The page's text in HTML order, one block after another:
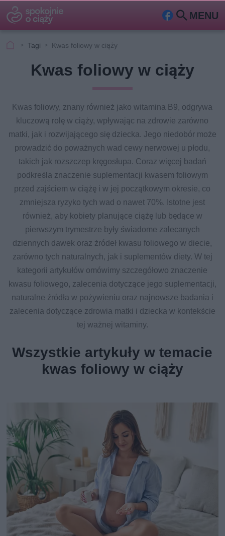
MENU
Fa Szu
Tagi Kwas foliowy w ciąży
Kwas foliowy w ciąży
Kwas foliowy, znany również jako witamina B9, odgrywa
kluczową rolę w ciąży, wpływając na zdrowie zarówno
matki, jak i rozwijającego się dziecka. Jego niedobór może
prowadzić do poważnych wad cewy nerwowej u płodu,
takich jak rozszczep kręgosłupa. Coraz więcej badań
podkreśla znaczenie suplementacji kwasem foliowym
przed zajściem w ciążę i w jej początkowym okresie, co
zmniejsza ryzyko tych wad o nawet 70%. Istotne jest
również, aby kobiety planujące ciążę lub będące w
pierwszym trymestrze były świadome zalecanych
dziennych dawek oraz źródeł kwasu foliowego w diecie,
zarówno tych naturalnych, jak i suplementów diety. W tej
kategorii artykułów omówimy szczegółowo znaczenie
kwasu foliowego, zalecenia dotyczące jego suplementacji,
naturalne źródła w pożywieniu oraz najnowsze badania i
zalecenia dotyczące zdrowia matki i dziecka w kontekście
tej ważnej witaminy.
Wszystkie artykuły w temacie
kwas foliowy w ciąży